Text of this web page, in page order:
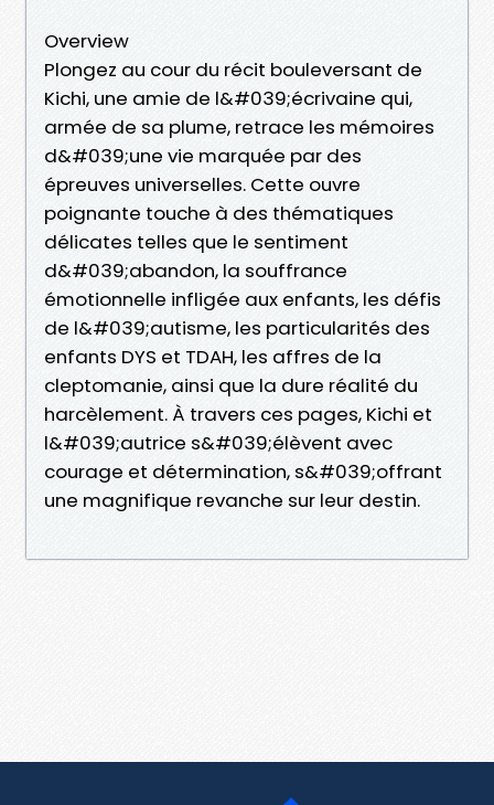
Overview
Plongez au cour du récit bouleversant de
Kichi, une amie de l&#039;écrivaine qui,
armée de sa plume, retrace les mémoires
d&#039;une vie marquée par des
épreuves universelles. Cette ouvre
poignante touche à des thématiques
délicates telles que le sentiment
d&#039;abandon, la souffrance
émotionnelle infligée aux enfants, les défis
de l&#039;autisme, les particularités des
enfants DYS et TDAH, les affres de la
cleptomanie, ainsi que la dure réalité du
harcèlement. À travers ces pages, Kichi et
l&#039;autrice s&#039;élèvent avec
courage et détermination, s&#039;offrant
une magnifique revanche sur leur destin.